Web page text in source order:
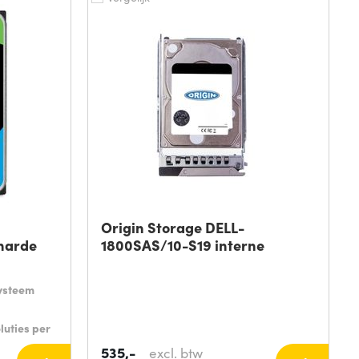
per
Origin Storage DELL-
1800SAS/10-S19 interne
535,-
excl. btw